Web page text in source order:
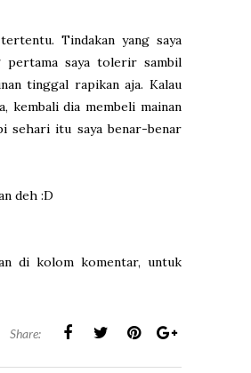
Tindakan yang saya
pertama saya tolerir sambil
tinggal rapikan aja. Kalau
kembali dia membeli mainan
sehari itu saya benar-benar
deh :D
di kolom komentar, untuk
Share: